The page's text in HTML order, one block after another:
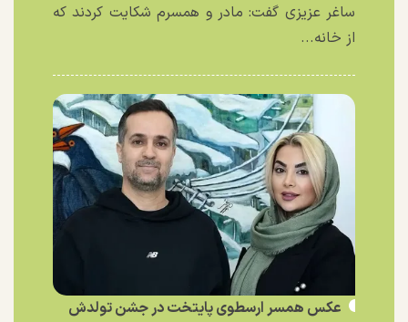
ساغر عزیزی گفت: مادر و همسرم شکایت کردند که
از خانه...
عکس همسر ارسطوی پایتخت در جشن تولدش